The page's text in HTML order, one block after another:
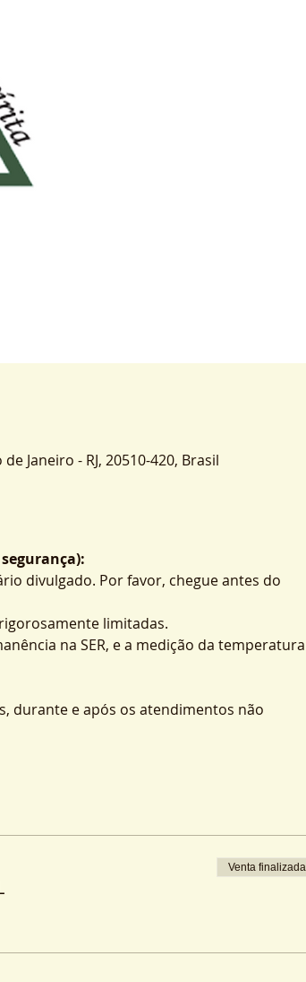
Janeiro - RJ, 20510-420, Brasil
divulgado. Por favor, chegue antes do
limitadas.
na SER, e a medição da temperatura
durante e após os atendimentos não
Venta finalizada